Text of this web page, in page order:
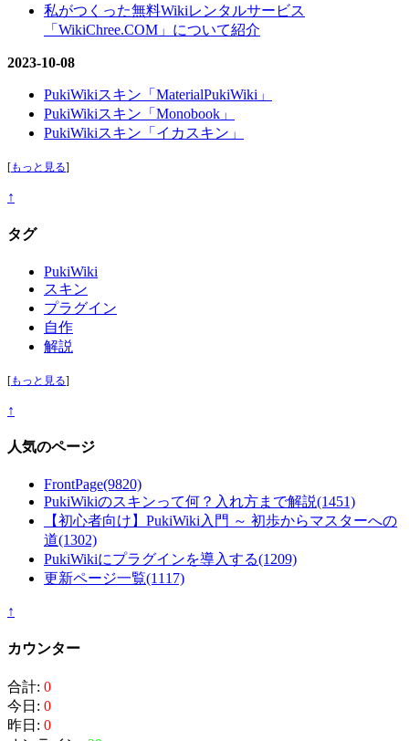
私がつくった無料Wikiレンタルサービス
「WikiChree.COM」について紹介
2023-10-08
PukiWikiスキン「MaterialPukiWiki」
PukiWikiスキン「Monobook」
PukiWikiスキン「イカスキン」
[もっと見る]
↑
タグ
PukiWiki
スキン
プラグイン
自作
解説
[もっと見る]
↑
人気のページ
FrontPage(9820)
PukiWikiのスキンって何？入れ方まで解説(1451)
【初心者向け】PukiWiki入門 ～ 初歩からマスターへの
道(1302)
PukiWikiにプラグインを導入する(1209)
更新ページ一覧(1117)
↑
カウンター
合計: 0
今日: 0
昨日: 0